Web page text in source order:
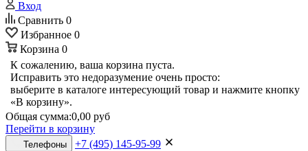
Вход
Сравнить 0
Избранное 0
Корзина 0
К сожалению, ваша корзина пуста.
Исправить это недоразумение очень просто:
выберите в каталоге интересующий товар и нажмите кнопку
«В корзину».
Общая сумма:0,00 руб
Перейти в корзину
Телефоны
+7 (495) 145-95-99